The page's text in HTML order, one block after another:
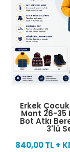
Erkek
Mont 26-35
Bot Atkı
3'lü
840,00 TL +